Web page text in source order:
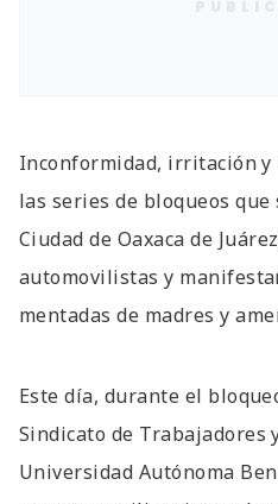
Inconformidad, irritación y
las series de bloqueos
Ciudad de Oaxaca de
automovilistas y
mentadas de madres y
Este día, durante el
Sindicato de Trabajadores
Universidad Autónoma